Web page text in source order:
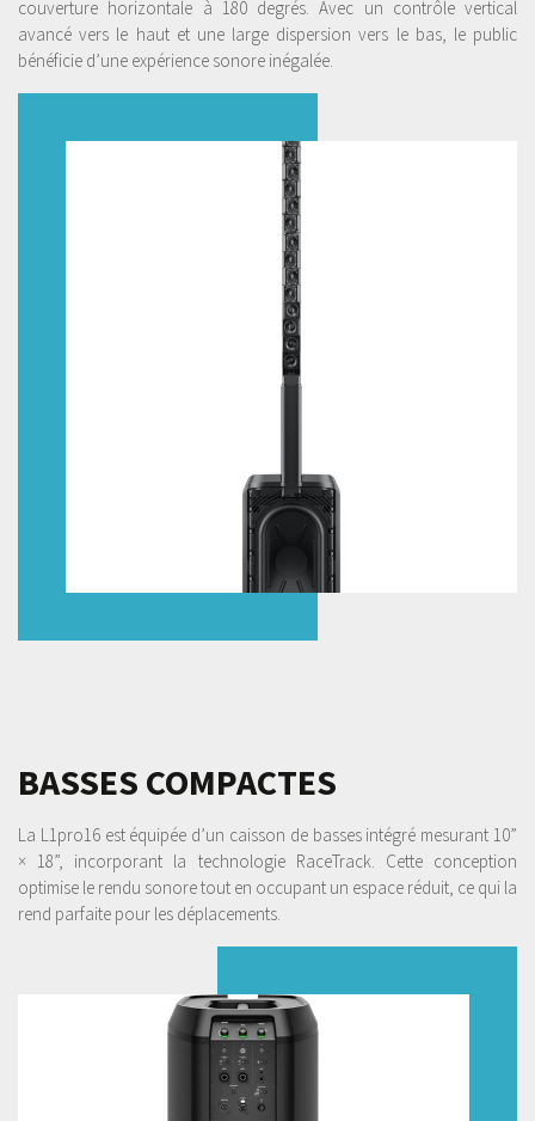
couverture horizontale à 180 degrés. Avec un contrôle vertical
avancé vers le haut et une large dispersion vers le bas, le public
bénéficie d’une expérience sonore inégalée.
BASSES COMPACTES
La L1pro16 est équipée d’un caisson de basses intégré mesurant 10”
× 18”, incorporant la technologie RaceTrack. Cette conception
optimise le rendu sonore tout en occupant un espace réduit, ce qui la
rend parfaite pour les déplacements.